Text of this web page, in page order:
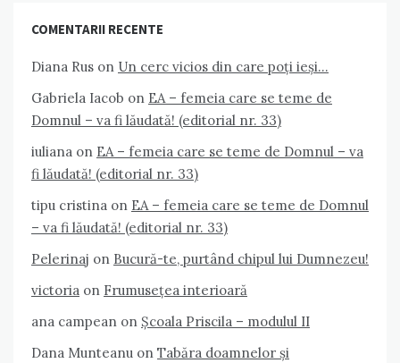
COMENTARII RECENTE
Diana Rus on Un cerc vicios din care poți ieși…
Gabriela Iacob on EA – femeia care se teme de
Domnul – va fi lăudată! (editorial nr. 33)
iuliana on EA – femeia care se teme de Domnul – va
fi lăudată! (editorial nr. 33)
tipu cristina on EA – femeia care se teme de Domnul
– va fi lăudată! (editorial nr. 33)
Pelerinaj on Bucură-te, purtând chipul lui Dumnezeu!
victoria on Frumusețea interioară
ana campean on Școala Priscila – modulul II
Dana Munteanu on Tabăra doamnelor și